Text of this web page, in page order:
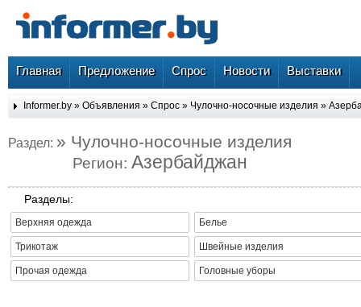
Главная Предложение Спрос Новости Выставки
Informer.by » Объявления » Спрос » Чулочно-носочные изделия »
Раздел: » Чулочно-носочные изделия
Регион: Азербайджан
Разделы:
Верхняя одежда Белье
Трикотаж Швейные изделия
Прочая одежда Головные уборы